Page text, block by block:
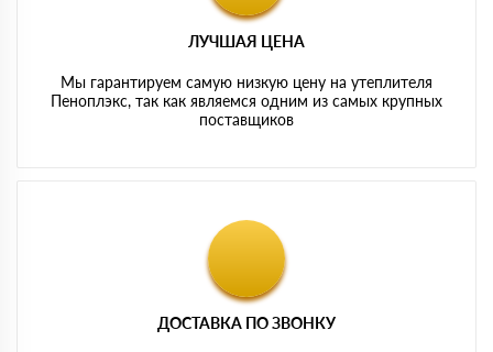
ЛУЧШАЯ ЦЕНА
Мы гарантируем самую низкую цену на утеплителя
Пеноплэкс, так как являемся одним из самых крупных
поставщиков
ДОСТАВКА ПО ЗВОНКУ